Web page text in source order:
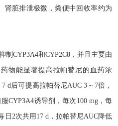
肾脏排泄极微，粪便中回收率约为
制 CYP3A4和CYP2C8，并且主要由
物能显著提高拉帕替尼的血药浓
d后可提高拉帕替尼AUC 3～7倍，
CYP3A4诱导剂，每次100 mg，每
日2次共用17 d，拉帕替尼AUC降低